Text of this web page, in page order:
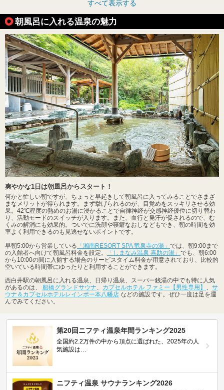
すべて表示する
朝風呂に入れる温泉の魅力
爽やかな1日は朝風呂からスタート！
何かと忙しい朝ですが、ちょっと早起きして朝風呂に入ってみることでさまざ
まなメリットが得られます。まず挙げられるのが、目覚めをスッキリさせる効
果。42℃程度の熱めのお湯に浸かることで自律神経が交感神経優位に切り替わ
り、活動モードのスイッチが入ります。また、血行と発汗が促されるので、む
くみの解消にも効果的。ついでに洗顔や寝癖なおしなどもでき、朝の時間を効
率よく利用できるのも見逃せないポイントです。
早朝5:00から営業している 「湘南RESORT SPA 竜泉寺の湯」 では、朝9:00まで
の入館者へ向けて朝風呂料金を設定。
「しまなみ温泉 喜助の湯」 でも、朝6:00
から10:00の間に入館する場合のサービスタイム料金が用意されており、比較的
空いている時間帯にゆったりと利用することができます。
西白井駅の朝風呂に入れる温泉、日帰り温泉、スーパー銭湯の中でも特に人気
があるのは、 船橋グランドサウナ、 カプセルホテル ファミー【男性専用】 、 サ
ウナ＆カプセルホテルレインボー本八幡店 などの施設です。ぜひ一度は足を運
んでみてください。
第20回ニフティ温泉年間ランキング2025
全国約2.2万件の中から頂点に選ばれた、2025年の人
気施設は…
ニフティ温泉 サウナランキング2026